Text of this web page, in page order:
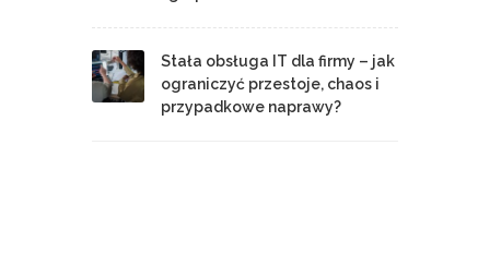
Stała obsługa IT dla firmy – jak
ograniczyć przestoje, chaos i
przypadkowe naprawy?